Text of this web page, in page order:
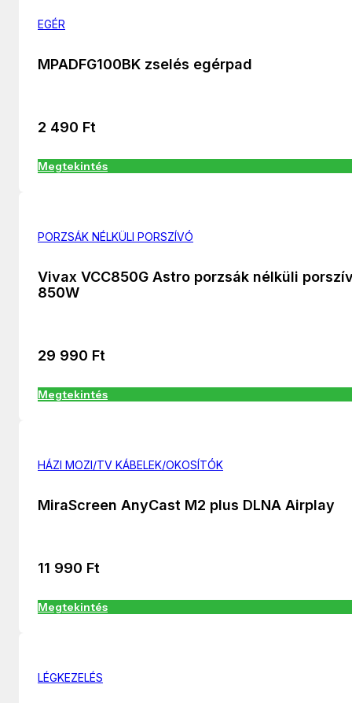
EGÉR
MPADFG100BK zselés egérpad
2 490 Ft
Megtekintés
PORZSÁK NÉLKÜLI PORSZÍVÓ
Vivax VCC850G Astro porzsák nélküli
850W
29 990 Ft
Megtekintés
HÁZI MOZI/TV KÁBELEK/OKOSÍTÓK
MiraScreen AnyCast M2 plus DLNA Airplay
11 990 Ft
Megtekintés
LÉGKEZELÉS